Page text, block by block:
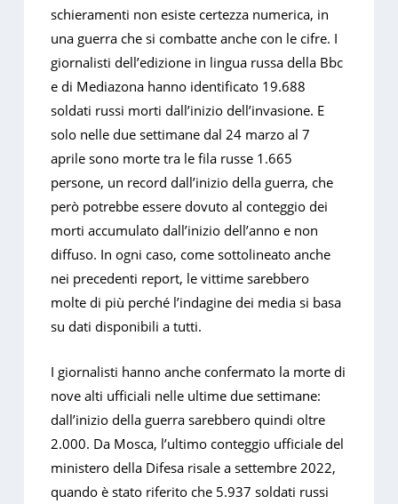
schieramenti non esiste certezza numerica, in
una guerra che si combatte anche con le cifre. I
giornalisti dell’edizione in lingua russa della Bbc
e di Mediazona hanno identificato 19.688
soldati russi morti dall’inizio dell’invasione. E
solo nelle due settimane dal 24 marzo al 7
aprile sono morte tra le fila russe 1.665
persone, un record dall’inizio della guerra, che
però potrebbe essere dovuto al conteggio dei
morti accumulato dall’inizio dell’anno e non
diffuso. In ogni caso, come sottolineato anche
nei precedenti report, le vittime sarebbero
molte di più perché l’indagine dei media si basa
su dati disponibili a tutti.
I giornalisti hanno anche confermato la morte di
nove alti ufficiali nelle ultime due settimane:
dall’inizio della guerra sarebbero quindi oltre
2.000. Da Mosca, l’ultimo conteggio ufficiale del
ministero della Difesa risale a settembre 2022,
quando è stato riferito che 5.937 soldati russi